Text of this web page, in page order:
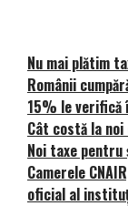
Nu mai plătim
Românii
15% le verifică
Cât costă la
Noi taxe
Camerele
oficial al